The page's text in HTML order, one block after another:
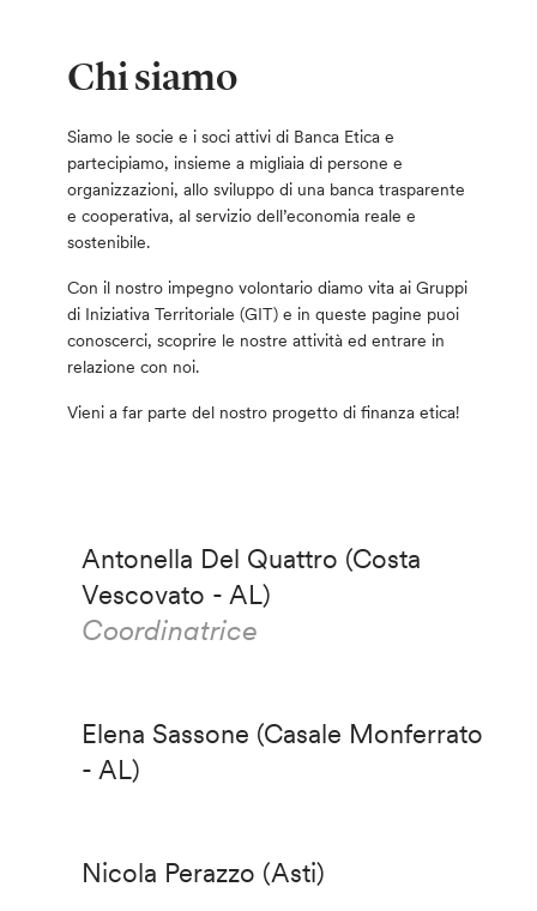
Chi siamo
Siamo le socie e i soci attivi di Banca Etica e
partecipiamo, insieme a migliaia di persone e
organizzazioni, allo sviluppo di una banca trasparente
e cooperativa, al servizio dell’economia reale e
sostenibile.
Con il nostro impegno volontario diamo vita ai Gruppi
di Iniziativa Territoriale (GIT) e in queste pagine puoi
conoscerci, scoprire le nostre attività ed entrare in
relazione con noi.
Vieni a far parte del nostro progetto di finanza etica!
Antonella Del Quattro (Costa
Vescovato - AL)
Coordinatrice
Elena Sassone (Casale Monferrato
- AL)
Nicola Perazzo (Asti)